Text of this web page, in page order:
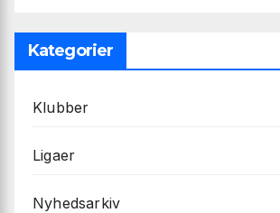
Kategorier
Klubber
Ligaer
Nyhedsarkiv